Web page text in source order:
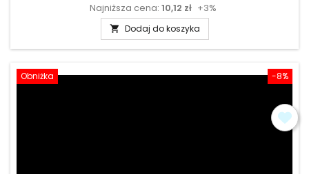
podstawowa
Najniższa cena: 10,12 zł +3%
 Dodaj do koszyka
-8%
Obniżka